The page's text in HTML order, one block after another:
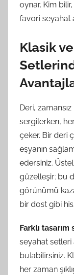
oynar. Kim
favori seyahat
Klasik
Deri,
sergilerken,
çeker. Bir deri
eşyanın
edersiniz.
güzelleşir; bu
görünümü
bir dost gibi
Farklı
seyahat setleri
bulabilirsiniz.
her zaman